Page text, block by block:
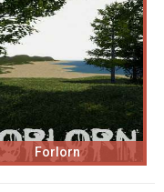
Forlorn